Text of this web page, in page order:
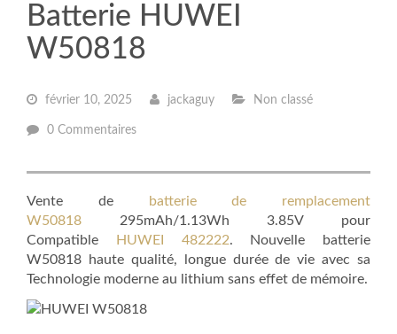
Batterie HUWEI
W50818
février 10, 2025 jackaguy Non classé
0 Commentaires
Vente de
batterie de remplacement
W50818 295mAh/1.13Wh 3.85V pour
Compatible
HUWEI 482222. Nouvelle batterie
W50818 haute qualité, longue durée de vie avec sa
Technologie moderne au lithium sans effet de mémoire.